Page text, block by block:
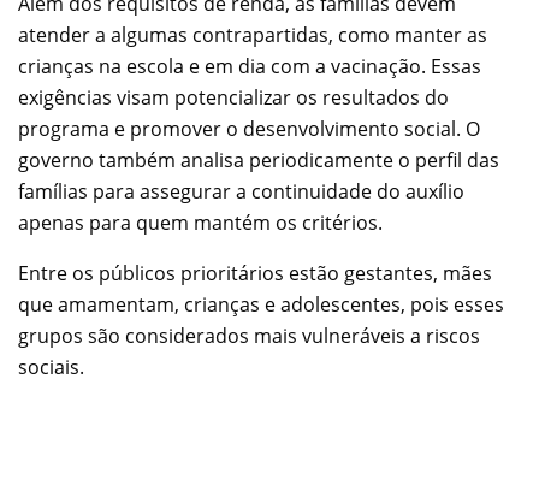
atender a algumas contrapartidas, como manter as
crianças na escola e em dia com a vacinação. Essas
exigências visam potencializar os resultados do
programa e promover o desenvolvimento social. O
governo também analisa periodicamente o perfil das
famílias para assegurar a continuidade do auxílio
apenas para quem mantém os critérios.
Entre os públicos prioritários estão gestantes, mães
que amamentam, crianças e adolescentes, pois esses
grupos são considerados mais vulneráveis a riscos
sociais.